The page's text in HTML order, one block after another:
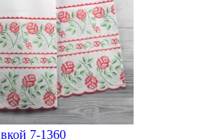
7-1360